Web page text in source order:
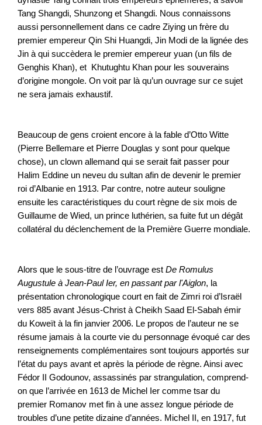
Tang Shangdi, Shunzong et Shangdi. Nous connaissons
aussi personnellement dans ce cadre Ziying un frère du
premier empereur Qin Shi Huangdi, Jin Modi de la lignée des
Jin à qui succèdera le premier empereur yuan (un fils de
Genghis Khan), et Khutughtu Khan pour les souverains
d’origine mongole. On voit par là qu’un ouvrage sur ce sujet
ne sera jamais exhaustif.
Beaucoup de gens croient encore à la fable d’Otto Witte
(Pierre Bellemare et Pierre Douglas y sont pour quelque
chose), un clown allemand qui se serait fait passer pour
Halim Eddine un neveu du sultan afin de devenir le premier
roi d’Albanie en 1913. Par contre, notre auteur souligne
ensuite les caractéristiques du court règne de six mois de
Guillaume de Wied, un prince luthérien, sa fuite fut un dégât
collatéral du déclenchement de la Première Guerre mondiale.
Alors que le sous-titre de l’ouvrage est De Romulus
Augustule à Jean-Paul Ier, en passant par l'Aiglon, la
présentation chronologique court en fait de Zimri roi d’Israël
vers 885 avant Jésus-Christ à Cheikh Saad El-Sabah émir
du Koweït à la fin janvier 2006. Le propos de l’auteur ne se
résume jamais à la courte vie du personnage évoqué car des
renseignements complémentaires sont toujours apportés sur
l’état du pays avant et après la période de règne. Ainsi avec
Fédor II Godounov, assassinés par strangulation, comprend-
on que l’arrivée en 1613 de Michel Ier comme tsar du
premier Romanov met fin à une assez longue période de
troubles d’une petite dizaine d’années. Michel II, en 1917, fut